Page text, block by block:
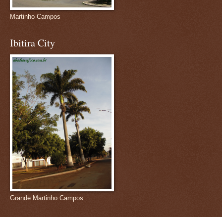
Martinho Campos
Ibitira City
Grande Martinho Campos